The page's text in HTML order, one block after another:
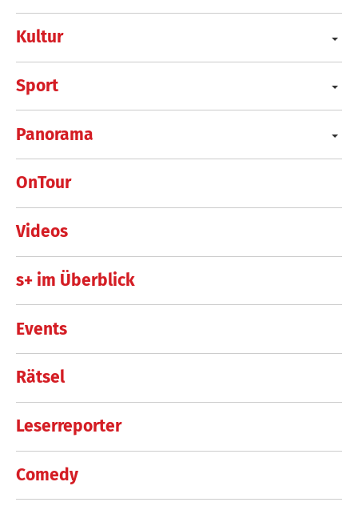
Kultur
Sport
Panorama
OnTour
Videos
s+ im Überblick
Events
Rätsel
Leserreporter
Comedy